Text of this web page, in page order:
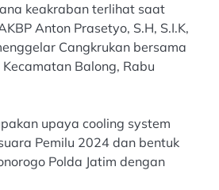
keakraban terlihat saat
Anton Prasetyo, S.H, S.I.K,
Cangkrukan bersama
Balong, Rabu
upaya cooling system
Pemilu 2024 dan bentuk
Polda Jatim dengan